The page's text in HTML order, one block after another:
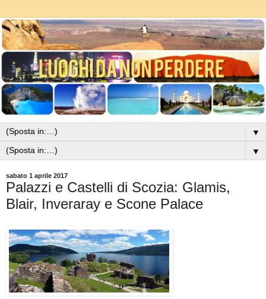
▼
▼
sabato 1 aprile 2017
Palazzi e Castelli di Scozia: Glamis,
Blair, Inveraray e Scone Palace